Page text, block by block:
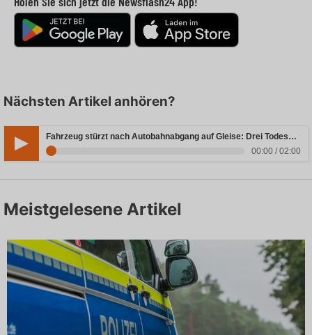
Nächsten Artikel anhören?
Fahrzeug stürzt nach Autobahnabgang auf Gleise: Drei Todesopfer in Bayern
00:00 / 02:00
Meistgelesene Artikel